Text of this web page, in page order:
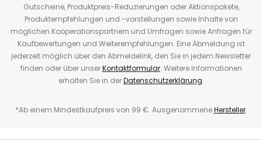
Gutscheine, Produktpreis-Reduzierungen oder Aktionspakete,
Produktempfehlungen und -vorstellungen sowie Inhalte von
möglichen Kooperationspartnern und Umfragen sowie Anfragen für
Kaufbewertungen und Weiterempfehlungen. Eine Abmeldung ist
jederzeit möglich über den Abmeldelink, den Sie in jedem Newsletter
finden oder über unserKontaktformular. Weitere Informationen
erhalten Sie in derDatenschutzerklärung.
*Ab einem Mindestkaufpreis von 99 €. AusgenommeneHersteller.